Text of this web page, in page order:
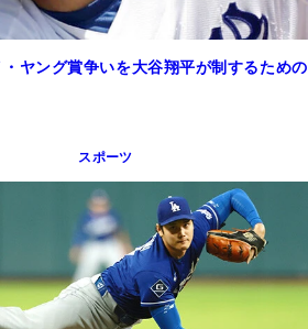
ヤング賞争いを大谷翔平が制するための
スポーツ